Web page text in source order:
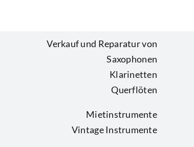
Verkauf und Reparatur von
Saxophonen
Klarinetten
Querflöten
Mietinstrumente
Vintage Instrumente